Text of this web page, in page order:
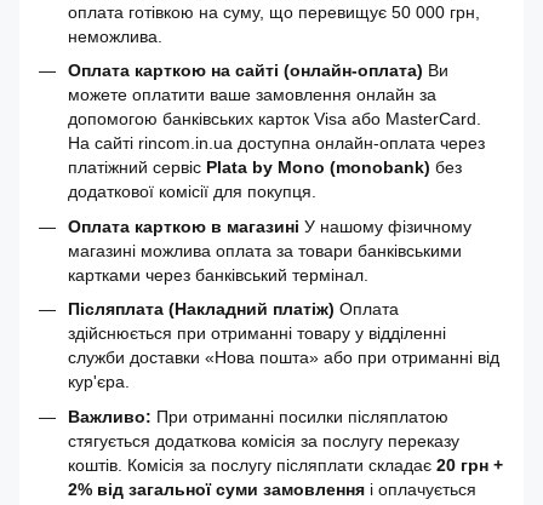
оплата готівкою на суму, що перевищує 50 000 грн,
неможлива.
Оплата карткою на сайті (онлайн-оплата) Ви
можете оплатити ваше замовлення онлайн за
допомогою банківських карток Visa або MasterCard.
На сайті rincom.in.ua доступна онлайн-оплата через
платіжний сервіс Plata by Mono (monobank) без
додаткової комісії для покупця.
Оплата карткою в магазині У нашому фізичному
магазині можлива оплата за товари банківськими
картками через банківський термінал.
Післяплата (Накладний платіж) Оплата
здійснюється при отриманні товару у відділенні
служби доставки «Нова пошта» або при отриманні від
кур'єра.
Важливо: При отриманні посилки післяплатою
стягується додаткова комісія за послугу переказу
коштів. Комісія за послугу післяплати складає 20 грн +
2% від загальної суми замовлення і оплачується